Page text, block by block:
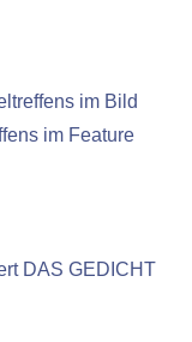
im Bild
im Feature
DAS GEDICHT